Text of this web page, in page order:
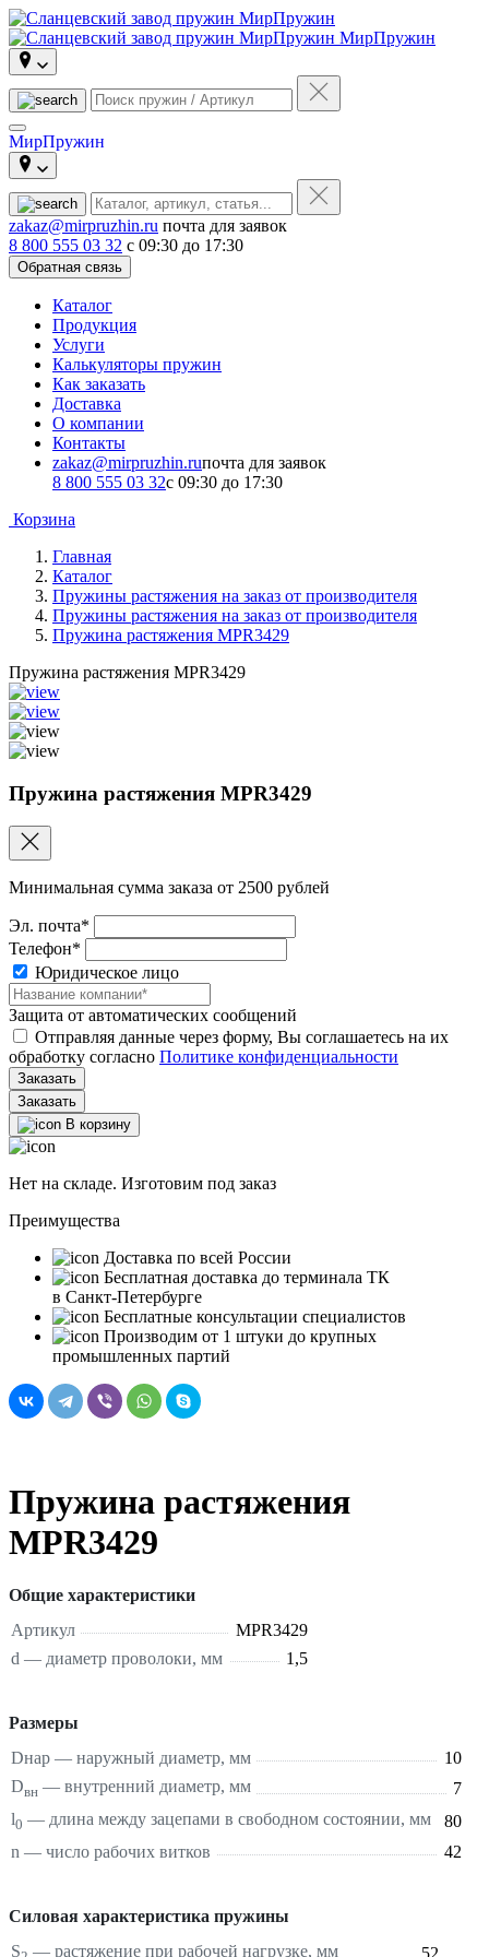
МирПружин
МирПружин
zakaz@mirpruzhin.ru почта для заявок
8 800 555 03 32 с 09:30 до 17:30
Обратная связь
Каталог
Продукция
Услуги
Калькуляторы пружин
Как заказать
Доставка
О компании
Контакты
zakaz@mirpruzhin.ruпочта для заявок
8 800 555 03 32с 09:30 до 17:30
Корзина
Главная
Каталог
Пружины растяжения на заказ от производителя
Пружины растяжения на заказ от производителя
Пружина растяжения MPR3429
Пружина растяжения MPR3429
Пружина растяжения MPR3429
Минимальная сумма заказа от 2500 рублей
Эл. почта*
Телефон*
Юридическое лицо
Защита от автоматических сообщений
Отправляя данные через форму, Вы соглашаетесь на их
обработку согласно Политике конфиденциальности
Заказать
В корзину
Нет на складе. Изготовим под заказ
Преимущества
Доставка по всей России
Бесплатная доставка до терминала ТК
в Санкт‑Петербурге
Бесплатные консультации специалистов
Производим от 1 штуки до крупных
промышленных партий
Пружина растяжения
MPR3429
Общие характеристики
Артикул
MPR3429
d — диаметр проволоки, мм
1,5
Размеры
Dнар — наружный диаметр, мм
10
Dвн — внутренний диаметр, мм
7
l0 — длина между зацепами в свободном состоянии, мм
80
n — число рабочих витков
42
Силовая характеристика пружины
S
— растяжение при рабочей нагрузке, мм